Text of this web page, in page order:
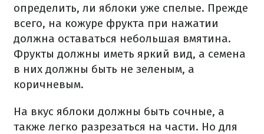
определить, ли яблоки уже спелые. Прежде
всего, на кожуре фрукта при нажатии
должна оставаться небольшая вмятина.
Фрукты должны иметь яркий вид, а семена
в них должны быть не зеленым, а
коричневым.
На вкус яблоки должны быть сочные, а
также легко разрезаться на части. Но для